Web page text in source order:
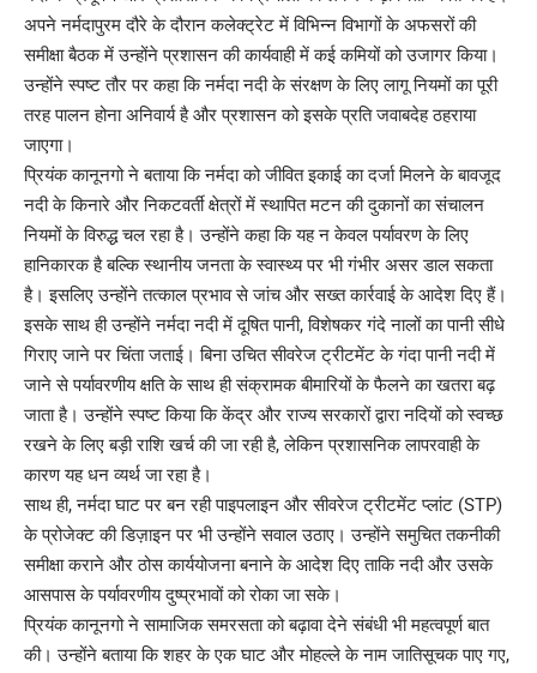
अपने नर्मदापुरम दौरे के दौरान कलेक्ट्रेट में विभिन्न विभागों के अफसरों की
समीक्षा बैठक में उन्होंने प्रशासन की कार्यवाही में कई कमियों को उजागर किया।
उन्होंने स्पष्ट तौर पर कहा कि नर्मदा नदी के संरक्षण के लिए लागू नियमों का पूरी
तरह पालन होना अनिवार्य है और प्रशासन को इसके प्रति जवाबदेह ठहराया
जाएगा।
प्रियंक कानूनगो ने बताया कि नर्मदा को जीवित इकाई का दर्जा मिलने के बावजूद
नदी के किनारे और निकटवर्ती क्षेत्रों में स्थापित मटन की दुकानों का संचालन
नियमों के विरुद्ध चल रहा है। उन्होंने कहा कि यह न केवल पर्यावरण के लिए
हानिकारक है बल्कि स्थानीय जनता के स्वास्थ्य पर भी गंभीर असर डाल सकता
है। इसलिए उन्होंने तत्काल प्रभाव से जांच और सख्त कार्रवाई के आदेश दिए हैं।
इसके साथ ही उन्होंने नर्मदा नदी में दूषित पानी, विशेषकर गंदे नालों का पानी सीधे
गिराए जाने पर चिंता जताई। बिना उचित सीवरेज ट्रीटमेंट के गंदा पानी नदी में
जाने से पर्यावरणीय क्षति के साथ ही संक्रामक बीमारियों के फैलने का खतरा बढ़
जाता है। उन्होंने स्पष्ट किया कि केंद्र और राज्य सरकारों द्वारा नदियों को स्वच्छ
रखने के लिए बड़ी राशि खर्च की जा रही है, लेकिन प्रशासनिक लापरवाही के
कारण यह धन व्यर्थ जा रहा है।
साथ ही, नर्मदा घाट पर बन रही पाइपलाइन और सीवरेज ट्रीटमेंट प्लांट (STP)
के प्रोजेक्ट की डिज़ाइन पर भी उन्होंने सवाल उठाए। उन्होंने समुचित तकनीकी
समीक्षा कराने और ठोस कार्ययोजना बनाने के आदेश दिए ताकि नदी और उसके
आसपास के पर्यावरणीय दुष्प्रभावों को रोका जा सके।
प्रियंक कानूनगो ने सामाजिक समरसता को बढ़ावा देने संबंधी भी महत्वपूर्ण बात
की। उन्होंने बताया कि शहर के एक घाट और मोहल्ले के नाम जातिसूचक पाए गए,